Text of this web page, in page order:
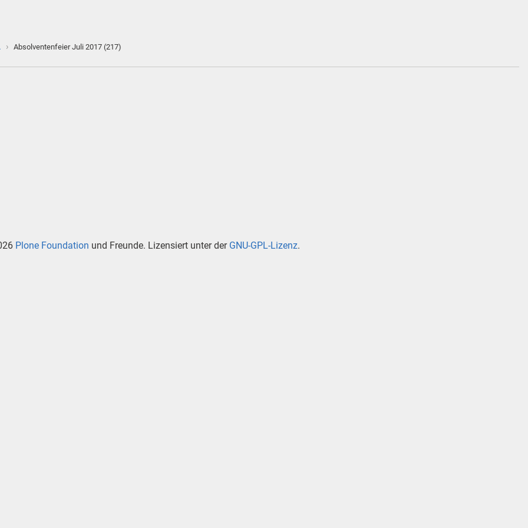
› Absolventenfeier Juli 2017 (217)
Plone Foundation und Freunde. Lizensiert unter der GNU-GPL-Lizenz.